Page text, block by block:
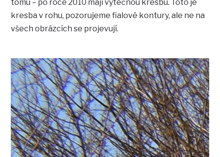
tomu – po roce 2010 mají výtečnou kresbu. Toto je
kresba v rohu, pozorujeme fialové kontury, ale ne na
všech obrázcích se projevují.